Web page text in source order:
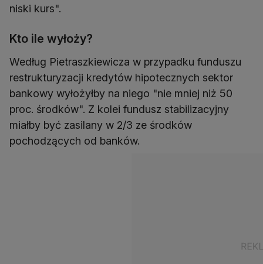
niski kurs".
Kto ile wyłoży?
Według Pietraszkiewicza w przypadku funduszu
restrukturyzacji kredytów hipotecznych sektor
bankowy wyłożyłby na niego "nie mniej niż 50
proc. środków". Z kolei fundusz stabilizacyjny
miałby być zasilany w 2/3 ze środków
pochodzących od banków.